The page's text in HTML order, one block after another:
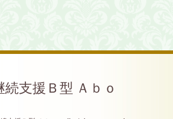
続支援Ｂ型 Ａｂｏ